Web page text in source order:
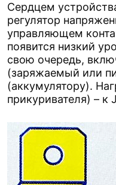
Сердцем
регулятор
управляющем
появится низкий
свою очередь,
(заряжаемый или
(аккумулятору).
прикуривателя) – к